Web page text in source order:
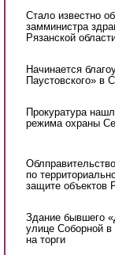
Стало известно
замминистра
Рязанской
Начинается
Паустовского» в
Прокуратура
режима охраны
по
защите объектов
Здание бывшего
улице Соборной
на торги